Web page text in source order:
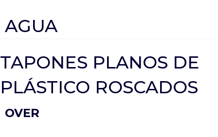
AGUA
TAPONES PLANOS DE
PLÁSTICO ROSCADOS
OVER